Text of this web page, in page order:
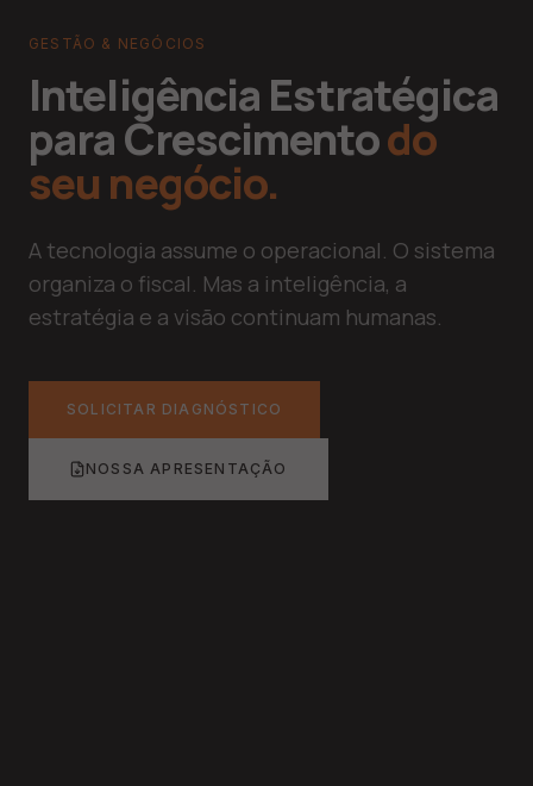
GESTÃO & NEGÓCIOS
Inteligência Estratégica
para Crescimentodo
seu negócio.
A tecnologia assume o operacional. O sistema
organiza o fiscal. Mas a inteligência, a
estratégia e a visão continuam humanas.
SOLICITAR DIAGNÓSTICO
NOSSA APRESENTAÇÃO